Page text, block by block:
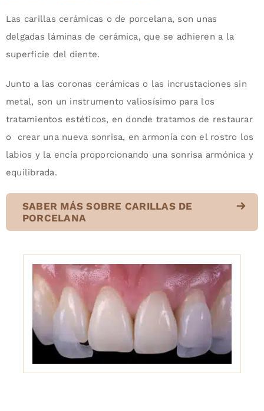
Las carillas cerámicas o de porcelana, son unas
delgadas láminas de cerámica, que se adhieren a la
superficie del diente.
Junto a las coronas cerámicas o las incrustaciones sin
metal, son un instrumento valiosísimo para los
tratamientos estéticos, en donde tratamos de restaurar
o crear una nueva sonrisa, en armonía con el rostro los
labios y la encía proporcionando una sonrisa armónica y
equilibrada.
SABER MÁS SOBRE CARILLAS DE
PORCELANA